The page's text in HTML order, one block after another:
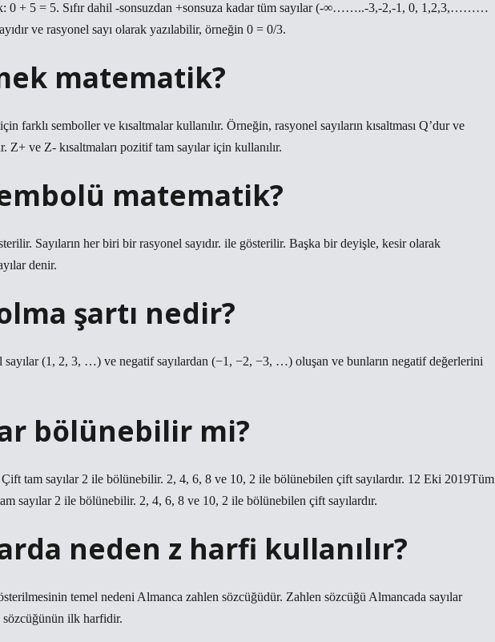
0 + 5 = 5. Sıfır dahil -sonsuzdan +sonsuza kadar tüm sayılar (-∞……..-3,-2,-1, 0, 1,2,3,………
ve rasyonel sayı olarak yazılabilir, örneğin 0 = 0/3.
matematik?
farklı semboller ve kısaltmalar kullanılır. Örneğin, rasyonel sayıların kısaltması Q’dur ve
Z+ ve Z- kısaltmaları pozitif tam sayılar için kullanılır.
matematik?
Sayıların her biri bir rasyonel sayıdır. ile gösterilir. Başka bir deyişle, kesir olarak
denir.
şartı nedir?
sayılar (1, 2, 3, …) ve negatif sayılardan (−1, −2, −3, …) oluşan ve bunların negatif değerlerini
bölünebilir mi?
tam sayılar 2 ile bölünebilir. 2, 4, 6, 8 ve 10, 2 ile bölünebilen çift sayılardır. 12 Eki 2019Tüm
sayılar 2 ile bölünebilir. 2, 4, 6, 8 ve 10, 2 ile bölünebilen çift sayılardır.
neden z harfi kullanılır?
temel nedeni Almanca zahlen sözcüğüdür. Zahlen sözcüğü Almancada sayılar
sözcüğünün ilk harfidir.